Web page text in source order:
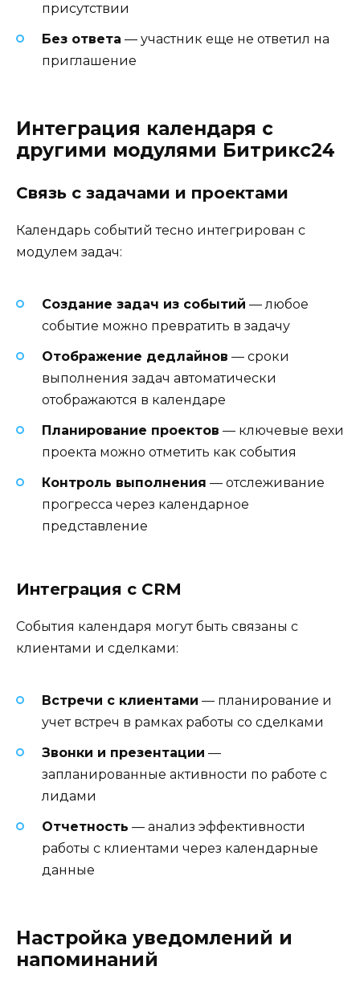
присутствии
Без ответа — участник еще не ответил на
приглашение
Интеграция календаря с
другими модулями Битрикс24
Связь с задачами и проектами
Календарь событий тесно интегрирован с
модулем задач:
Создание задач из событий — любое
событие можно превратить в задачу
Отображение дедлайнов — сроки
выполнения задач автоматически
отображаются в календаре
Планирование проектов — ключевые вехи
проекта можно отметить как события
Контроль выполнения — отслеживание
прогресса через календарное
представление
Интеграция с CRM
События календаря могут быть связаны с
клиентами и сделками:
Встречи с клиентами — планирование и
учет встреч в рамках работы со сделками
Звонки и презентации —
запланированные активности по работе с
лидами
Отчетность — анализ эффективности
работы с клиентами через календарные
данные
Настройка уведомлений и
напоминаний